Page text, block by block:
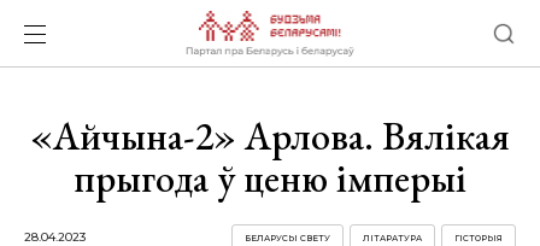
«Айчына-2» Арлова. Вялікая
прыгода ў ценю імперыі
28.04.2023 ГІСТОРЫЯ
ЛІТАРАТУРА
БЕЛАРУСЫ СВЕТУ